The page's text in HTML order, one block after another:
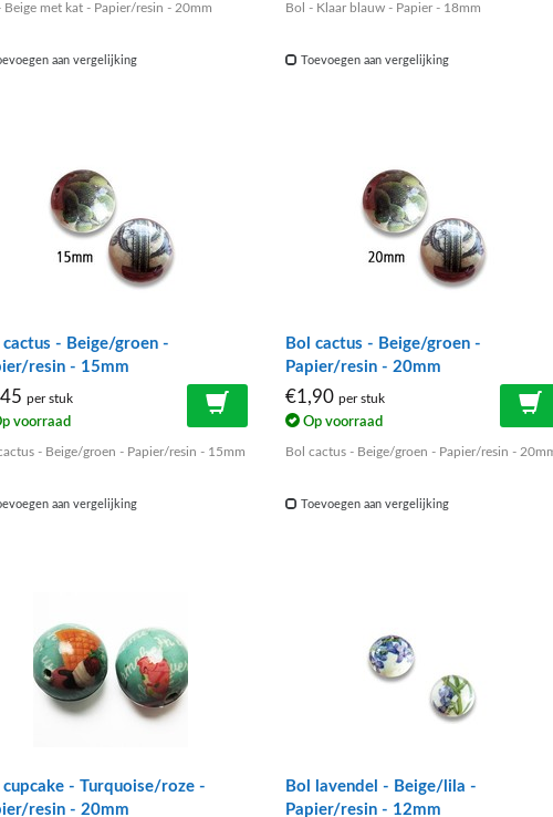
Beige met kat - Papier/resin - 20mm
aan vergelijking
Bol - Klaar blauw - Papier - 18mm
Toevoegen aan vergelijking
cactus - Beige/groen -
resin - 15mm
per stuk
voorraad
- Beige/groen - Papier/resin - 15mm
aan vergelijking
Bol cactus - Beige/groen -
Papier/resin - 20mm
€1,90 per stuk
Op voorraad
Bol cactus - Beige/groen - Papier/resin -
Toevoegen aan vergelijking
cupcake - Turquoise/roze -
resin - 20mm
Bol lavendel - Beige/lila -
Papier/resin - 12mm